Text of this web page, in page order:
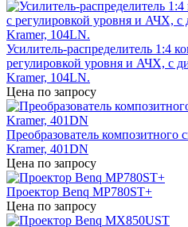
Усилитель-распределитель 1:4
регулировкой уровня и АЧХ, с
Kramer, 104LN.
Цена по запросу
Преобразователь композитного
Kramer, 401DN
Цена по запросу
Проектор Benq MP780ST+
Цена по запросу